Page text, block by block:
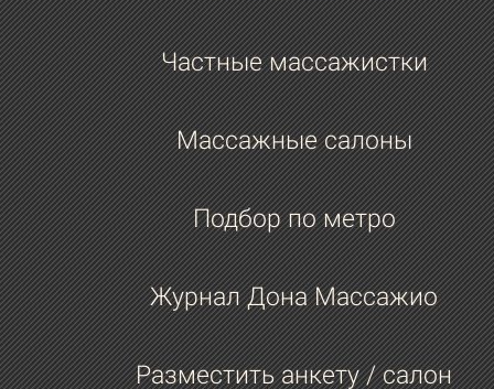
Частные массажистки
Массажные салоны
Подбор по метро
Журнал Дона Массажио
Разместить анкету / салон